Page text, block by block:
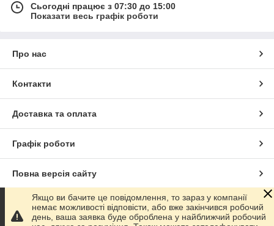
Сьогодні працює з 07:30 до 15:00
Показати весь графік роботи
Про нас
Контакти
Доставка та оплата
Графік роботи
Повна версія сайту
Сайт створено на маркетплейсіProm.ua
Якщо ви бачите це повідомлення, то зараз у компанії
немає можливості відповісти, або вже закінчився робочий
день, ваша заявка буде оброблена у найближчий робочий